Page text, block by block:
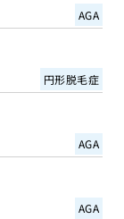
AGA
円形脱毛症
AGA
AGA